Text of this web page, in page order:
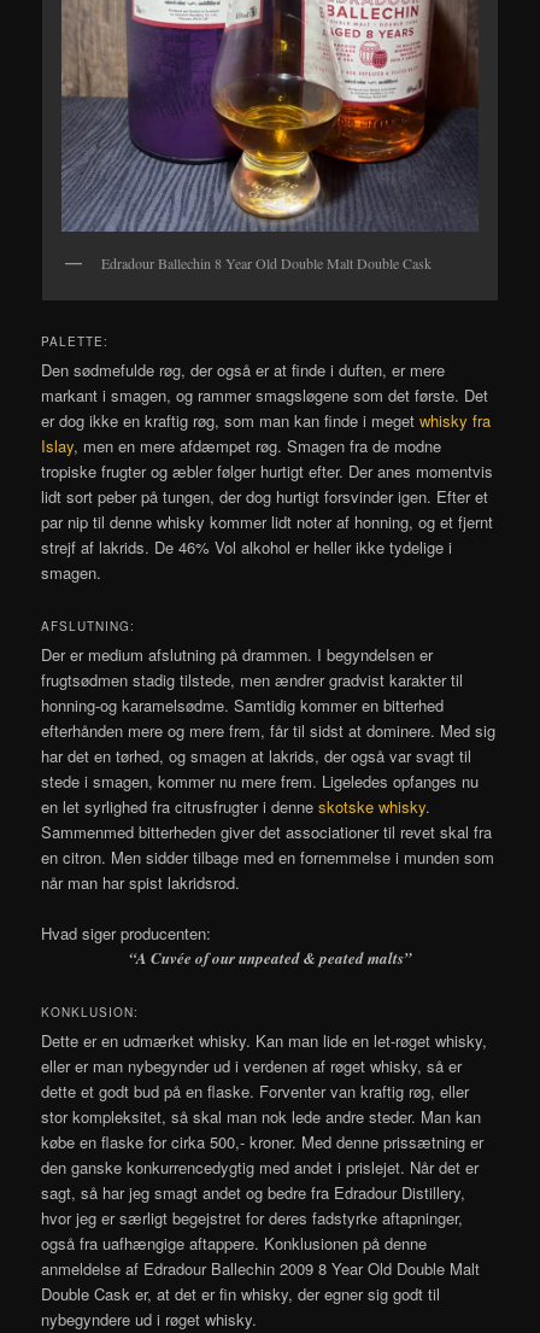
Edradour Ballechin 8 Year Old Double Malt Double Cask
PALETTE:
Den sødmefulde røg, der også er at finde i duften, er mere
markant i smagen, og rammer smagsløgene som det første. Det
er dog ikke en kraftig røg, som man kan finde i megetwhisky fra
Islay, men en mere afdæmpet røg. Smagen fra de modne
tropiske frugter og æbler følger hurtigt efter. Der anes momentvis
lidt sort peber på tungen, der dog hurtigt forsvinder igen. Efter et
par nip til denne whisky kommer lidt noter af honning, og et fjernt
strejf af lakrids. De 46% Vol alkohol er heller ikke tydelige i
smagen.
AFSLUTNING:
Der er medium afslutning på drammen. I begyndelsen er
frugtsødmen stadig tilstede, men ændrer gradvist karakter til
honning-og karamelsødme. Samtidig kommer en bitterhed
efterhånden mere og mere frem, får til sidst at dominere. Med sig
har det en tørhed, og smagen at lakrids, der også var svagt til
stede i smagen, kommer nu mere frem. Ligeledes opfanges nu
en let syrlighed fra citrusfrugter i denneskotske whisky.
Sammenmed bitterheden giver det associationer til revet skal fra
en citron. Men sidder tilbage med en fornemmelse i munden som
når man har spist lakridsrod.
Hvad siger producenten:
“A Cuvée of our unpeated & peated malts”
KONKLUSION:
Dette er en udmærket whisky. Kan man lide en let-røget whisky,
eller er man nybegynder ud i verdenen af røget whisky, så er
dette et godt bud på en flaske. Forventer van kraftig røg, eller
stor kompleksitet, så skal man nok lede andre steder. Man kan
købe en flaske for cirka 500,- kroner. Med denne prissætning er
den ganske konkurrencedygtig med andet i prislejet. Når det er
sagt, så har jeg smagt andet og bedre fra Edradour Distillery,
hvor jeg er særligt begejstret for deres fadstyrke aftapninger,
også fra uafhængige aftappere. Konklusionen på denne
anmeldelse af Edradour Ballechin 2009 8 Year Old Double Malt
Double Cask er, at det er fin whisky, der egner sig godt til
nybegyndere ud i røget whisky.